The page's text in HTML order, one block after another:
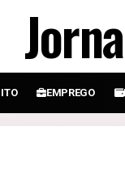
EMPREGO